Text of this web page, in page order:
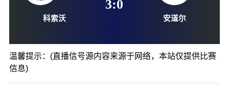
科索沃
06-08-02:00
安道尔
温馨提示：(直播信号源内容来源于网络，本站仅提供比赛
信息)